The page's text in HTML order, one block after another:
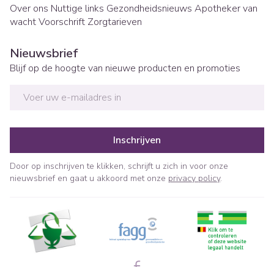
Over ons Nuttige links Gezondheidsnieuws Apotheker van
wachtVoorschrift Zorgtarieven
Nieuwsbrief
Blijf op de hoogte van nieuwe producten en promoties
Inschrijven
Door op inschrijven te klikken, schrijft u zich in voor onze
nieuwsbrief en gaat u akkoord met onze privacy policy.